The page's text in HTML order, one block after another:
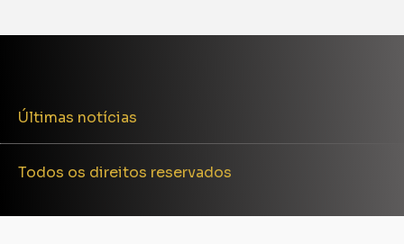
Últimas notícias
Todos os direitos reservados